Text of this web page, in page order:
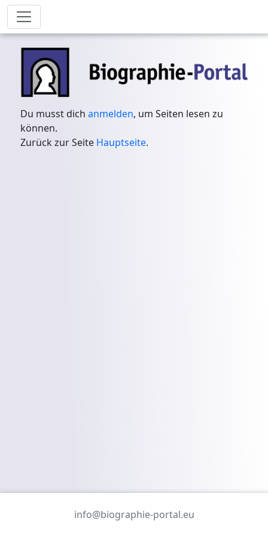
Du musst dichanmelden, um Seiten lesen zu
können.
Zurück zur Seite Hauptseite.
info@biographie-portal.eu